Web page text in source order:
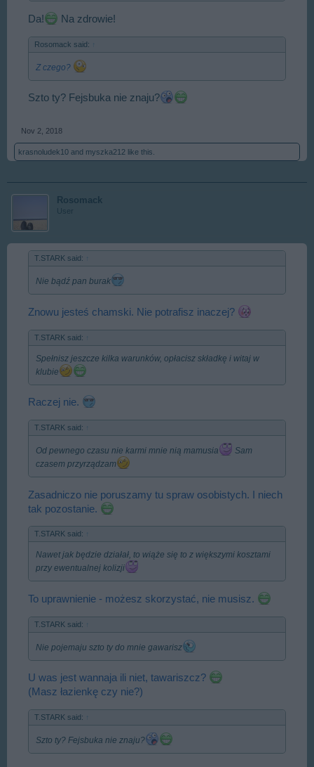
Da! Na zdrowie!
Rosomack said:
Z czego?
Szto ty? Fejsbuka nie znaju?
Nov 2, 2018
krasnoludek10 and myszka212 like this.
Rosomack
User
T.STARK said:
Nie bądź pan burak
Znowu jesteś chamski. Nie potrafisz inaczej?
T.STARK said:
Spełnisz jeszcze kilka warunków, opłacisz składkę i witaj w
klubie
Raczej nie.
T.STARK said:
Od pewnego czasu nie karmi mnie nią mamusia
Sam
czasem przyrządzam
Zasadniczo nie poruszamy tu spraw osobistych. I niech
tak pozostanie.
T.STARK said:
Nawet jak będzie działał, to wiąże się to z większymi kosztami
przy ewentualnej kolizji
To uprawnienie - możesz skorzystać, nie musisz.
T.STARK said:
Nie pojemaju szto ty do mnie gawarisz
U was jest wannaja ili niet, tawariszcz?
(Masz łazienkę czy nie?)
T.STARK said:
Szto ty? Fejsbuka nie znaju?